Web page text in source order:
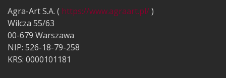
Agra-Art S.A. ( https://www.agraart.pl/)
Wilcza 55/63
00-679 Warszawa
NIP: 526-18-79-258
KRS: 0000101181